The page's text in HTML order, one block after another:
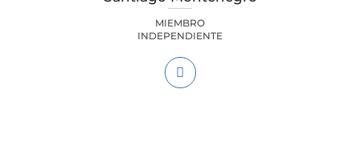
MIEMBRO
INDEPENDIENTE